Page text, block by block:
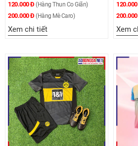
120.000 Đ (Hàng Thun Co Giãn)
200.000 Đ (Hàng Mè Caro)
Xem chi tiết Xem